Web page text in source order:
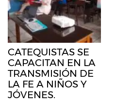
CATEQUISTAS SE
CAPACITAN EN LA
TRANSMISIÓN DE
LA FE A NIÑOS Y
JÓVENES.